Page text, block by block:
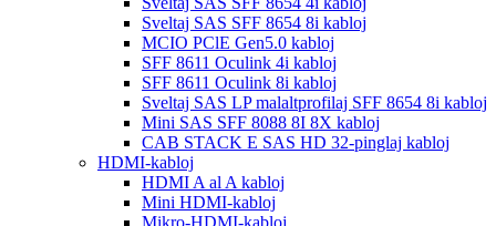
Sveltaj SAS SFF 8654 8i kabloj
MCIO PClE Gen5.0 kabloj
SFF 8611 Oculink 4i kabloj
SFF 8611 Oculink 8i kabloj
Sveltaj SAS LP malaltprofilaj SFF 8654 8i kabloj
Mini SAS SFF 8088 8I 8X kabloj
CAB STACK E SAS HD 32-pinglaj kabloj
HDMI-kabloj
HDMI A al A kabloj
Mini HDMI-kabloj
Mikro-HDMI-kabloj